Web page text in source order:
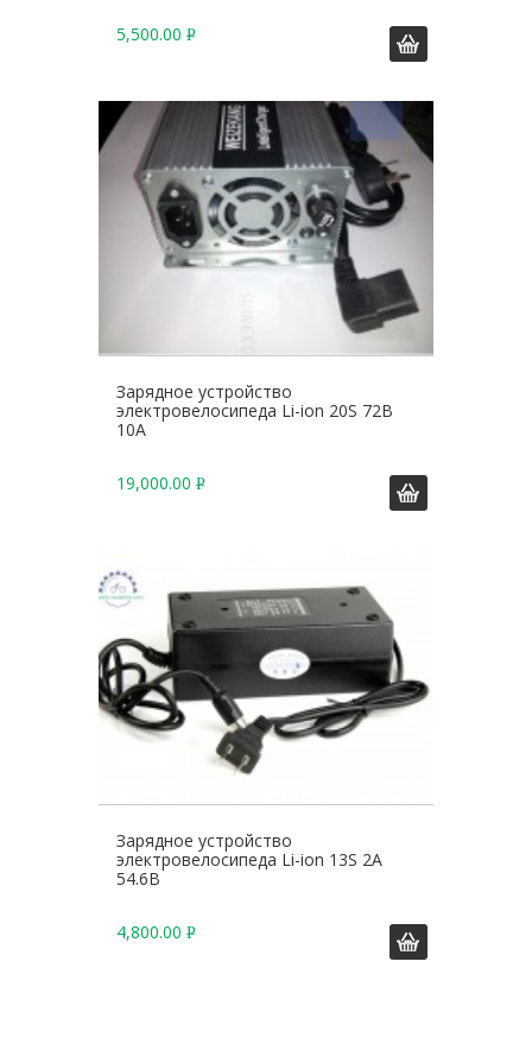
5,500.00 Р
Зарядное устройство
электровелосипеда Li-ion 20S 72В
10А
19,000.00 Р
Зарядное устройство
электровелосипеда Li-ion 13S 2A
54.6В
4,800.00 Р